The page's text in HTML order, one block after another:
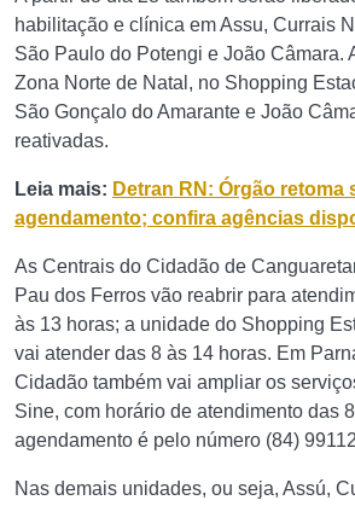
habilitação e clínica em Assu, Currais
São Paulo do Potengi e João Câmara.
Zona Norte de Natal, no Shopping
São Gonçalo do Amarante e João
reativadas.
Leia mais: Detran RN: Órgão retoma
agendamento; confira agências
As Centrais do Cidadão de
Pau dos Ferros vão reabrir para
às 13 horas; a unidade do Shopping
vai atender das 8 às 14 horas. Em
Cidadão também vai ampliar os
Sine, com horário de atendimento das
agendamento é pelo número (84)
Nas demais unidades, ou seja, Assú,